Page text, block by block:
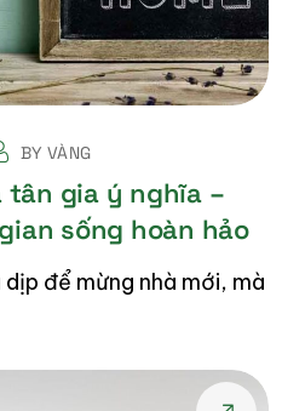
BY VÀNG
tân gia ý nghĩa –
sống hoàn hảo
để mừng nhà mới, mà